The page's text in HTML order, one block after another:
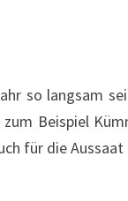
so langsam
Beispiel
für die